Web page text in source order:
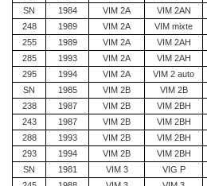
SN
1984 VIM 2A VIM 2AN
248
1989 VIM 2A VIM mixte
255
1989 VIM 2A VIM 2AH
285
1993 VIM 2A VIM 2AH
295
1994 VIM 2A VIM 2 auto
SN
1985 VIM 2B VIM 2B
238
1987 VIM 2B VIM 2BH
243
1987 VIM 2B VIM 2BH
288
1993 VIM 2B VIM 2BH
293
1994 VIM 2B VIM 2BH
SN
1981 VIM 3 VIG P